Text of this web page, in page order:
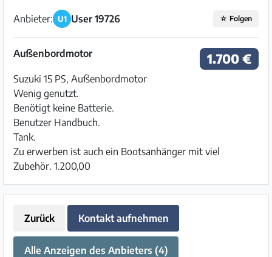
Anbieter: U1 User 19726 ☆ Folgen
1.700 €
Außenbordmotor
Suzuki 15 PS, Außenbordmotor
Wenig genutzt.
Benötigt keine Batterie.
Benutzer Handbuch.
Tank.
Zu erwerben ist auch ein Bootsanhänger mit viel
Zubehör. 1.200,00
Zurück Kontakt aufnehmen
Alle Anzeigen des Anbieters (4)